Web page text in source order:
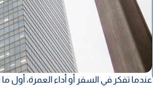
عندما تفكر في السفر أو أداء العمرة،